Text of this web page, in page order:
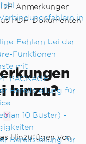
in
Fehlern bei der
Funktionen
mit
Bereitstellung für
10 Buster) -
Bereitstellung für
Anmerkungen
PDF-Dokumenten
hinzu?
Y
Hinzufügen von